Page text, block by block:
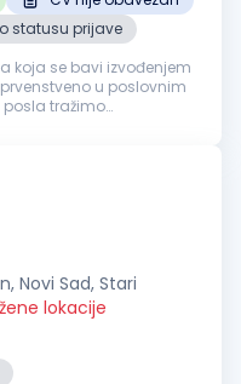
statusu prijave
koja se bavi izvođenjem
u poslovnim
tražimo
Novi Sad, Stari
lokacije